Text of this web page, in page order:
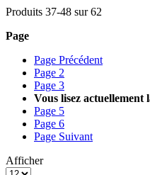
Produits 37-48 sur62
Page
Page Précédent
Page 2
Page 3
Vous lisez actuellement
Page 5
Page 6
Page Suivant
Afficher